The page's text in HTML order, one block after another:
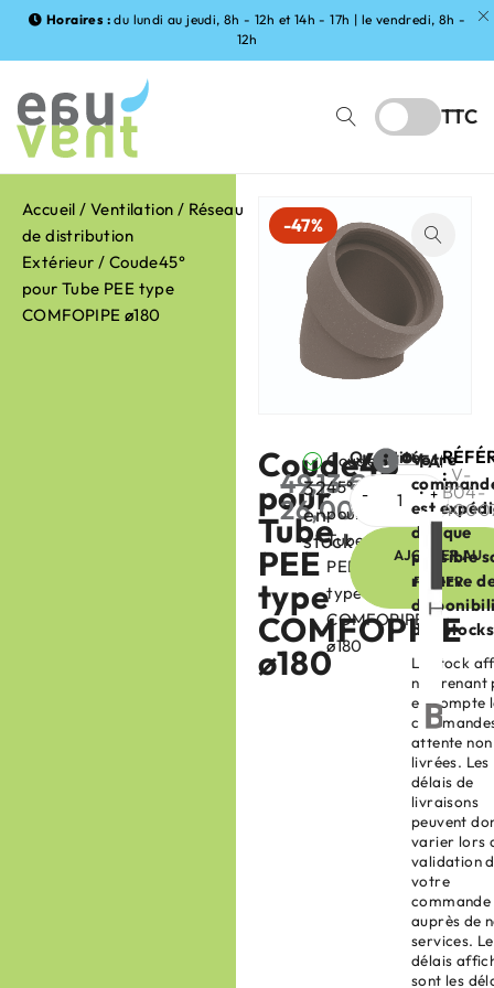
Horaires : du lundi au jeudi, 8h - 12h et 14h - 17h | le vendredi, 8h -
12h
TTC
Accueil /Ventilation / Réseau
de distribution
Extérieur / Coude45°
pour Tube PEE type
COMFOPIPE ø180
-47%
Coude45°
pour
Tube
PEE
type
COMFOPIPE
ø180
49,13€
26,00
32
en
stock
Coude
45°
pour
Tube
PEE
type
COMFOPIPE
ø180
Quantité
AJOUTER AU
PANIER
Votre
est
dès que
possible
réserve
des
Le stock
ne prenant
en compte
attente non
livrées. Les
délais de
livraisons
peuvent
varier lors
validation
votre
commande
auprès de
services.
délais
sont les
:
: V-
B04-